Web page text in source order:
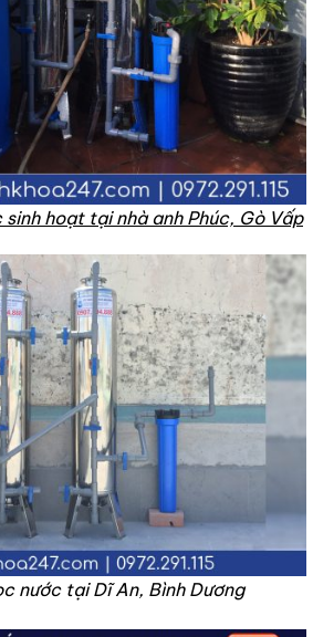
hoạt tại nhà anh Phúc, Gò Vấp
nước tại Dĩ An, Bình Dương